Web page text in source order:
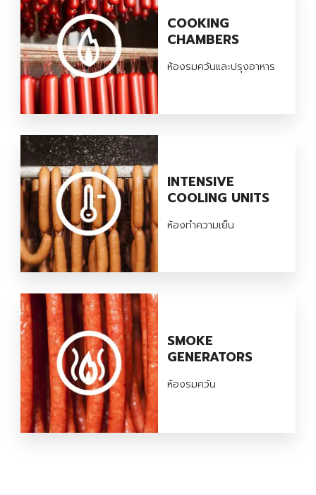
COOKING
CHAMBERS
ห้องรมควันและปรุงอาหาร
INTENSIVE
COOLING UNITS
ห้องทำความเย็น
SMOKE
GENERATORS
ห้องรมควัน